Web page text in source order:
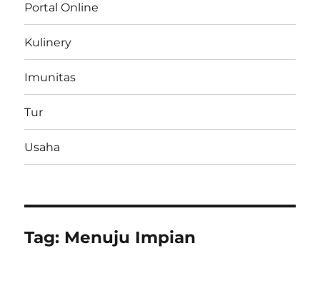
Portal Online
Kulinery
Imunitas
Tur
Usaha
Tag: Menuju Impian